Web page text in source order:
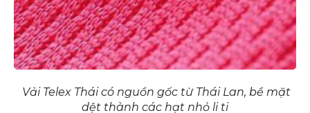
Vải Telex Thái có nguồn gốc từ Thái Lan, bề mặt
dệt thành các hạt nhỏ li ti